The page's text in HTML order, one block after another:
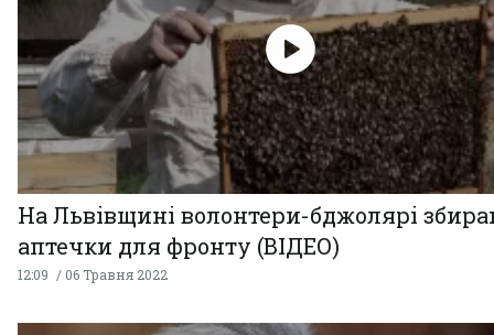
На Львівщині волонтери-бджолярі
аптечки для фронту (ВІДЕО)
12:09 06 Травня 2022